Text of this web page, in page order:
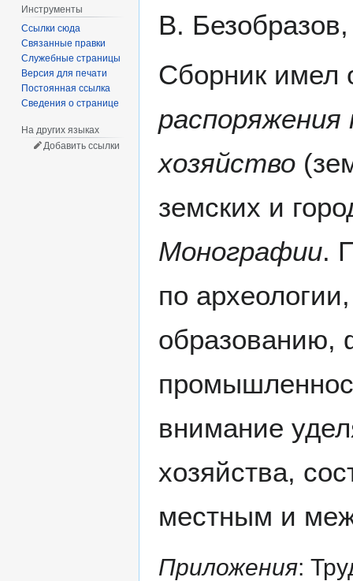
В.
Сборник имел
хозяйство
земских и
Монографии.
по
образованию,
внимание
хозяйства,
местным и
Приложения:
Инструменты
Ссылки сюда
Связанные правки
Служебные страницы
Версия для печати
Постоянная ссылка
Сведения о странице
На других языках
Добавить ссылки